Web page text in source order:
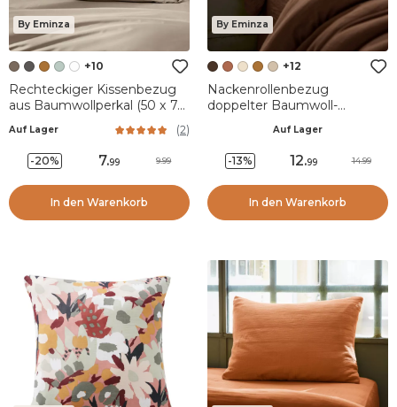
By Eminza
+10
Rechteckiger Kissenbezug
aus Baumwollperkal (50 x 70
Auf Lager (2)
-20% 7.99 9.99
In den Warenkorb
By Eminza
+12
Nackenrollenbezug
doppelter Baumwoll-
Auf Lager
-13% 12.99 14.99
In den Warenkorb